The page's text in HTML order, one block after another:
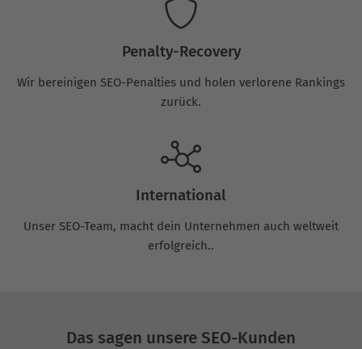
Penalty-Recovery
Wir bereinigen SEO-Penalties und holen verlorene Rankings
zurück.
International
Unser SEO-Team, macht dein Unternehmen auch weltweit
erfolgreich..
Das sagen unsere SEO-Kunden